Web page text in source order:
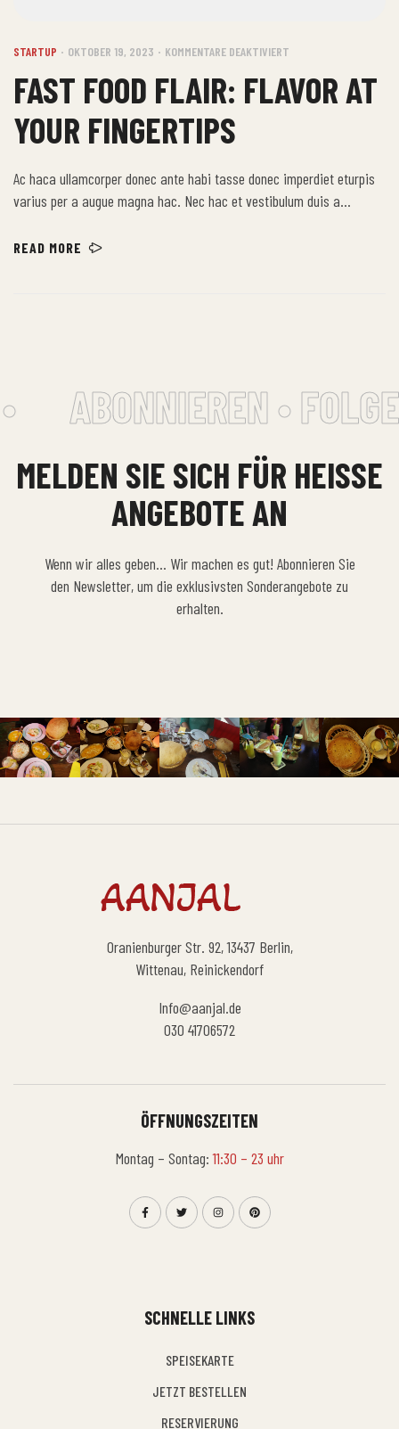
STARTUP OKTOBER 19, 2023 KOMMENTARE DEAKTIVIERT
FAST FOOD FLAIR: FLAVOR AT
YOUR FINGERTIPS
Ac haca ullamcorper donec ante habi tasse donec imperdiet eturpis
varius per a augue magna hac. Nec hac et vestibulum duis a
himenaeos nunc torquent euismod adipiscing adipiscing dui gravida
READ MORE
ABONNIEREN •
MELDEN SIE SICH FÜR HEISSE A
NGEBOTE AN
Wenn wir alles geben… Wir machen es gut! Abonnieren Sie
den Newsletter, um die exklusivsten Sonderangebote zu
erhalten.
Oranienburger Str. 92, 13437 Berlin,
Wittenau, Reinickendorf
Info@aanjal.de
030 41706572
SCHNELLE LINKS
SPEISEKARTE
JETZT BESTELLEN
RESERVIERUNG
ÖFFNUNGSZEITEN
Montag – Sontag:11:30 – 23 uhr